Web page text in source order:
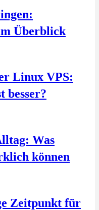
Überblick
Linux VPS:
besser?
Was
können
Zeitpunkt für